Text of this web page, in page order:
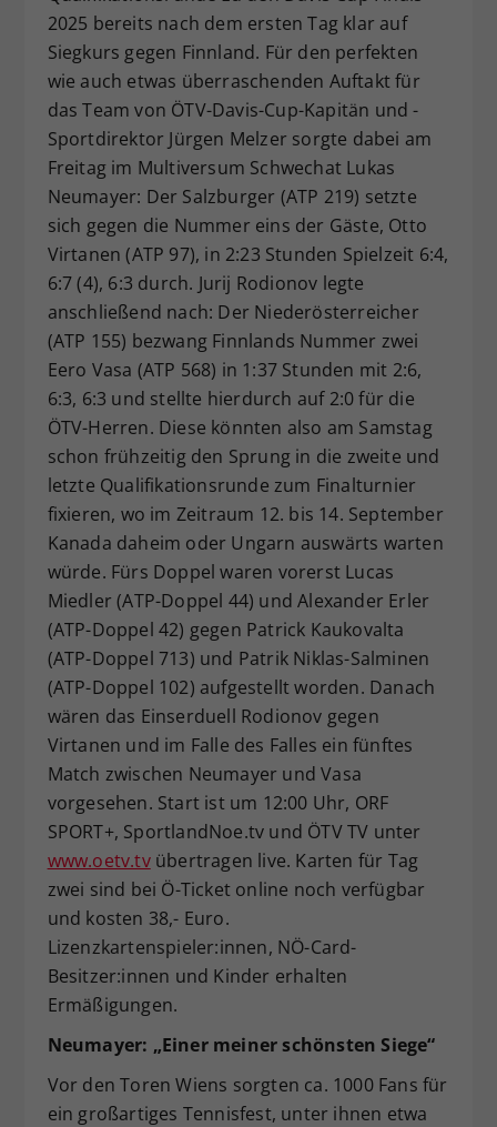
2025 bereits nach dem ersten Tag klar auf
Siegkurs gegen Finnland. Für den perfekten
wie auch etwas überraschenden Auftakt für
das Team von ÖTV-Davis-Cup-Kapitän und -
Sportdirektor Jürgen Melzer sorgte dabei am
Freitag im Multiversum Schwechat Lukas
Neumayer: Der Salzburger (ATP 219) setzte
sich gegen die Nummer eins der Gäste, Otto
Virtanen (ATP 97), in 2:23 Stunden Spielzeit 6:4,
6:7 (4), 6:3 durch. Jurij Rodionov legte
anschließend nach: Der Niederösterreicher
(ATP 155) bezwang Finnlands Nummer zwei
Eero Vasa (ATP 568) in 1:37 Stunden mit 2:6,
6:3, 6:3 und stellte hierdurch auf 2:0 für die
ÖTV-Herren. Diese könnten also am Samstag
schon frühzeitig den Sprung in die zweite und
letzte Qualifikationsrunde zum Finalturnier
fixieren, wo im Zeitraum 12. bis 14. September
Kanada daheim oder Ungarn auswärts warten
würde. Fürs Doppel waren vorerst Lucas
Miedler (ATP-Doppel 44) und Alexander Erler
(ATP-Doppel 42) gegen Patrick Kaukovalta
(ATP-Doppel 713) und Patrik Niklas-Salminen
(ATP-Doppel 102) aufgestellt worden. Danach
wären das Einserduell Rodionov gegen
Virtanen und im Falle des Falles ein fünftes
Match zwischen Neumayer und Vasa
vorgesehen. Start ist um 12:00 Uhr, ORF
SPORT+, SportlandNoe.tv und ÖTV TV unter
www.oetv.tvübertragen live. Karten für Tag
zwei sind bei Ö-Ticket online noch verfügbar
und kosten 38,- Euro.
Lizenzkartenspieler:innen, NÖ-Card-
Besitzer:innen und Kinder erhalten
Ermäßigungen.
Neumayer: „Einer meiner schönsten Siege“
Vor den Toren Wiens sorgten ca. 1000 Fans für
ein großartiges Tennisfest, unter ihnen etwa
Zweck
Dieser Wert speichert Ihre Consent-
Einstellungen. Unter anderem eine
zufällig generierte ID, für die
historische Speicherung Ihrer
vorgenommen Einstellungen, falls der
Webseiten-Betreiber dies eingestellt
hat.